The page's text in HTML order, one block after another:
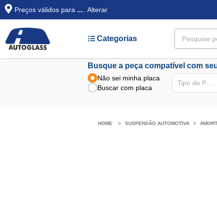
Preços válidos para ... Alterar
Categorias
Busque a peça compatível com
Não sei minha placa
Buscar com placa
Tipo de Peça
SUSPENSÃO AUTOMOTIVA